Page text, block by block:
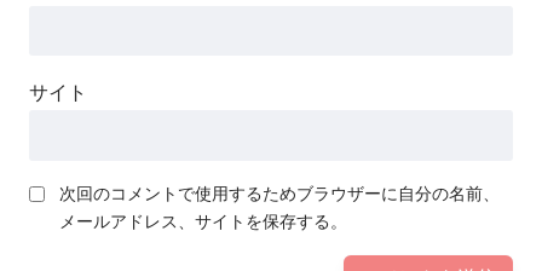
サイト
次回のコメントで使用するためブラウザーに自分の名前、
メールアドレス、サイトを保存する。